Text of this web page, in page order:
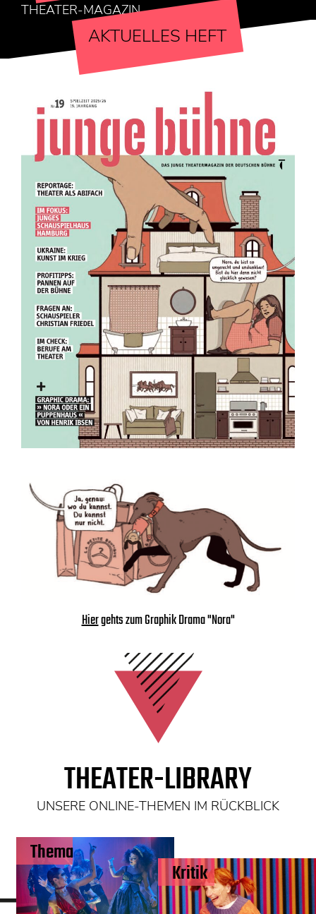
THEATER-MAGAZIN
Hiergehts zum Graphik Drama "Nora"
AKTUELLES HEFT
THEATER-LIBRARY
UNSERE ONLINE-THEMEN IM RÜCKBLICK
Thema
Kritik